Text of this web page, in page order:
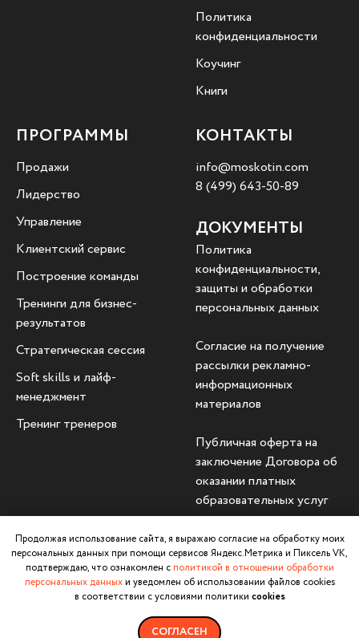
Продолжая использование сайта, я выражаю согласие на обработку моих
персональных данных при помощи сервисов Яндекс.Метрика и Пиксель VK,
подтверждаю, что ознакомлен с политикой в отношении обработки
персональных данныхи уведомлен об использовании файлов cookies
в соответствии с условиями политики cookies
СОГЛАСЕН
Политика
конфиденциальности
Коучинг
Книги
ПРОГРАММЫ
Продажи
Лидерство
Управление
Клиентский сервис
Построение команды
Тренинги для бизнес-
результатов
Стратегическая сессия
Soft skills и лайф-
менеджмент
Тренинг тренеров
КОНТАКТЫ
info@moskotin.com
8 (499) 643-50-89
ДОКУМЕНТЫ
Политика
конфиденциальности,
защиты и обработки
персональных данных
Согласие на получение
рассылки рекламно-
информационных
материалов
Публичная оферта на
заключение Договора об
оказании платных
образовательных услуг
© 2026 Михаил
Москотин